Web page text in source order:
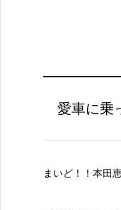
愛車に乗
まいど！！本田